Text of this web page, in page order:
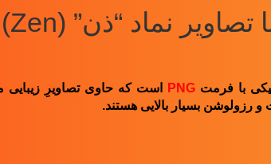
PNG است که حاوی تصاویرِ زیبایی
و رزولوشن بسیار بالایی هستند.